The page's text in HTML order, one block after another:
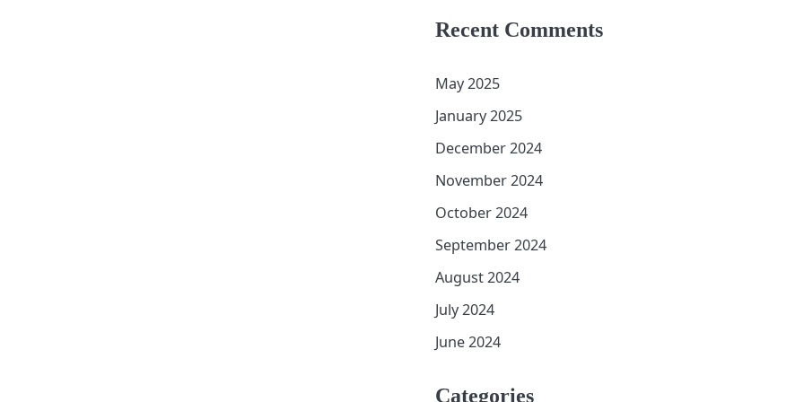
Recent Comments
May 2025
January 2025
December 2024
November 2024
October 2024
September 2024
August 2024
July 2024
June 2024
Categories